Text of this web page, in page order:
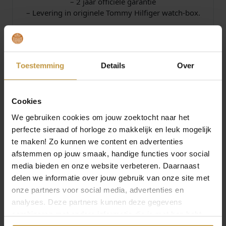
Toestemming Details Over
Cookies
We gebruiken cookies om jouw zoektocht naar het
perfecte sieraad of horloge zo makkelijk en leuk mogelijk
te maken! Zo kunnen we content en advertenties
afstemmen op jouw smaak, handige functies voor social
media bieden en onze website verbeteren. Daarnaast
delen we informatie over jouw gebruik van onze site met
onze partners voor social media, advertenties en
analyses. Deze partners kunnen deze gegevens
combineren met andere informatie die je met hen hebt
– Levering in originele Tommy Hilfiger watch-box.
Juwelierswebshop.nl is officieel dealer Tommy
Hilfiger dameshorloges – Tommy Hilfiger watches
JuweliersWebshop.
Specificaties
Over Tommy Hilfiger